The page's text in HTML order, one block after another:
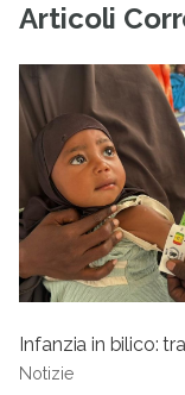
Articoli
Infanzia in bilico:
Notizie